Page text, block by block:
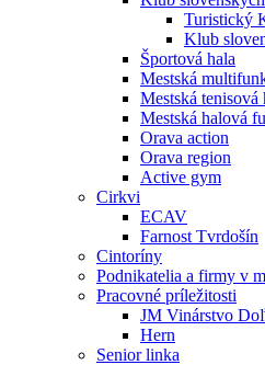
Turistický
Klub
Športová hala
Mestská
Mestská tenisová
Mestská halová
Orava action
Orava region
Active gym
Cirkvi
ECAV
Farnost Tvrdošín
Cintoríny
Podnikatelia a firmy v
Pracovné príležitosti
JM Vinárstvo
Hern
Senior linka